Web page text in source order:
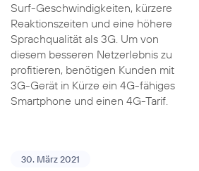
Surf-Geschwindigkeiten, kürzere
Reaktionszeiten und eine höhere
Sprachqualität als 3G. Um von
diesem besseren Netzerlebnis zu
profitieren, benötigen Kunden mit
3G-Gerät in Kürze ein 4G-fähiges
Smartphone und einen 4G-Tarif.
30. März 2021